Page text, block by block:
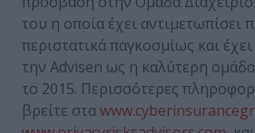
του η οποία έχει αντιμετωπίσει
περιστατικά παγκοσμίως και
την Advisen ως η καλύτερη ομάδα
το 2015. Περισσότερες
βρείτε στα